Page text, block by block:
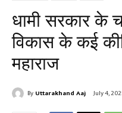
धामी सरकार के
विकास के कई
महाराज
By Uttarakhand Aaj July 4,